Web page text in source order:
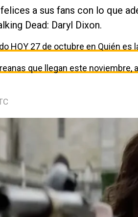
a sus fans con lo que
Dead: Daryl Dixon.
HOY 27 de octubre en Quién es
que llegan este noviembre,